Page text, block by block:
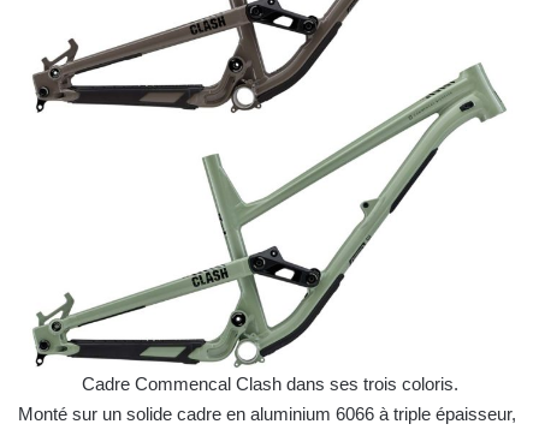
Cadre Commencal Clash dans ses trois coloris.
Monté sur un solide cadre en aluminium 6066 à triple épaisseur,